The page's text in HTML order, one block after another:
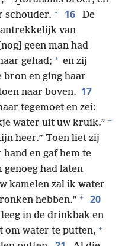
schouder. + 16
De
van
geen man had
gehad; + en zij
bron en ging haar
naar boven. 17
tegemoet en zei:
water uit uw kruik.” +
heer.” Toen liet zij
en gaf hem te
genoeg had laten
kamelen zal ik water
hebben.” + 20
in de drinkbak en
om water te putten, +